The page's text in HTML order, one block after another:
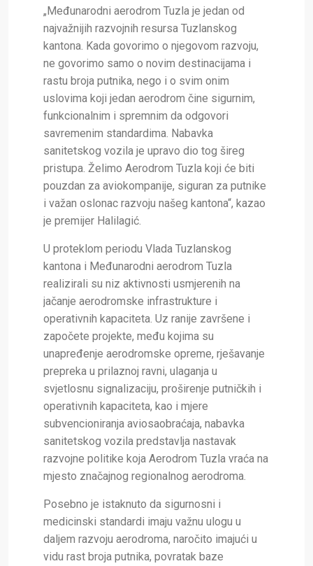
„Međunarodni aerodrom Tuzla je jedan od
najvažnijih razvojnih resursa Tuzlanskog
kantona. Kada govorimo o njegovom razvoju,
ne govorimo samo o novim destinacijama i
rastu broja putnika, nego i o svim onim
uslovima koji jedan aerodrom čine sigurnim,
funkcionalnim i spremnim da odgovori
savremenim standardima. Nabavka
sanitetskog vozila je upravo dio tog šireg
pristupa. Želimo Aerodrom Tuzla koji će biti
pouzdan za aviokompanije, siguran za putnike
i važan oslonac razvoju našeg kantona“, kazao
je premijer Halilagić.
U proteklom periodu Vlada Tuzlanskog
kantona i Međunarodni aerodrom Tuzla
realizirali su niz aktivnosti usmjerenih na
jačanje aerodromske infrastrukture i
operativnih kapaciteta. Uz ranije završene i
započete projekte, među kojima su
unapređenje aerodromske opreme, rješavanje
prepreka u prilaznoj ravni, ulaganja u
svjetlosnu signalizaciju, proširenje putničkih i
operativnih kapaciteta, kao i mjere
subvencioniranja aviosaobraćaja, nabavka
sanitetskog vozila predstavlja nastavak
razvojne politike koja Aerodrom Tuzla vraća na
mjesto značajnog regionalnog aerodroma.
Posebno je istaknuto da sigurnosni i
medicinski standardi imaju važnu ulogu u
daljem razvoju aerodroma, naročito imajući u
vidu rast broja putnika, povratak baze